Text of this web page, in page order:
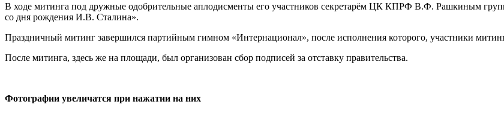
В ходе митинга под дружные одобрительные аплодисменты его участников секретарём ЦК КПРФ В.Ф. Рашкиным
со дня рождения И.В. Сталина».
Праздничный митинг завершился партийным гимном «Интернационал», после исполнения которого, участники
После митинга, здесь же на площади, был организован сбор подписей за отставку правительства.
Фотографии увеличатся при нажатии на них